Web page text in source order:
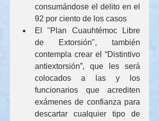
consumándose el delito en el
92 por ciento de los casos
El "Plan Cuauhtémoc Libre
de Extorsión", también
contempla crear el “Distintivo
antiextorsión”, que les será
colocados a las y los
funcionarios que acrediten
exámenes de confianza para
descartar cualquier tipo de